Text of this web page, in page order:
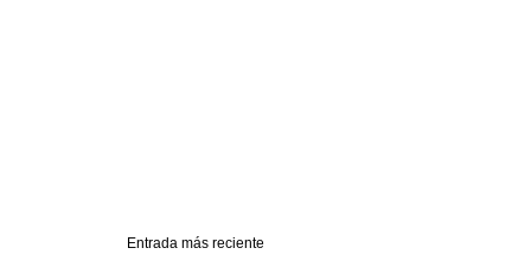
Entrada más reciente